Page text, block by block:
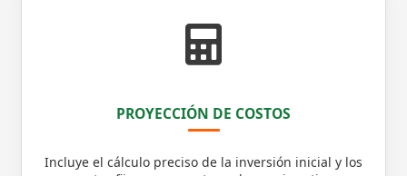
PROYECCIÓN DE COSTOS
Incluye el cálculo preciso de la inversión inicial y los